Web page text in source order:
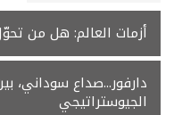
أزمات العالم: هل من
دارفور...صداع سوداني،
الجيوستراتيجي